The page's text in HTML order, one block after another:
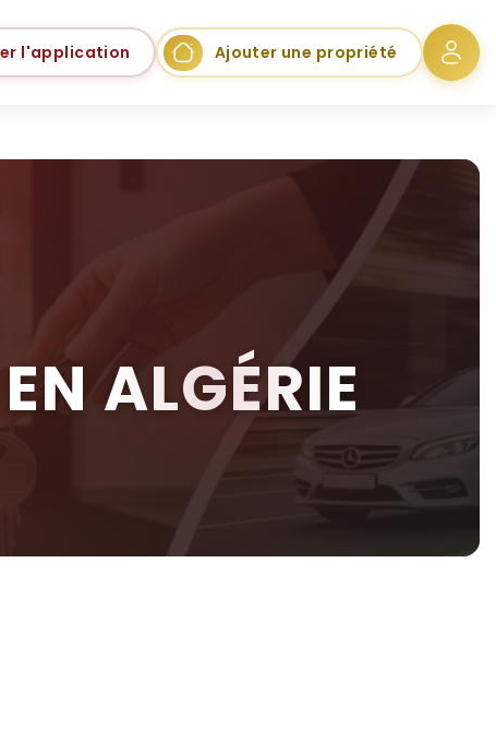
l'application Ajouter une propriété
ALGÉRIE